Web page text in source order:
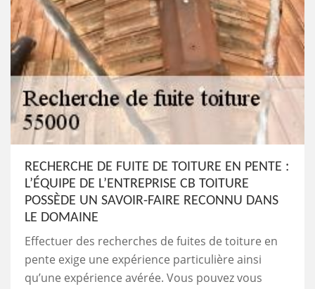
RECHERCHE DE FUITE DE TOITURE EN PENTE :
L’ÉQUIPE DE L’ENTREPRISE CB TOITURE
POSSÈDE UN SAVOIR-FAIRE RECONNU DANS
LE DOMAINE
Effectuer des recherches de fuites de toiture en
pente exige une expérience particulière ainsi
qu’une expérience avérée. Vous pouvez vous